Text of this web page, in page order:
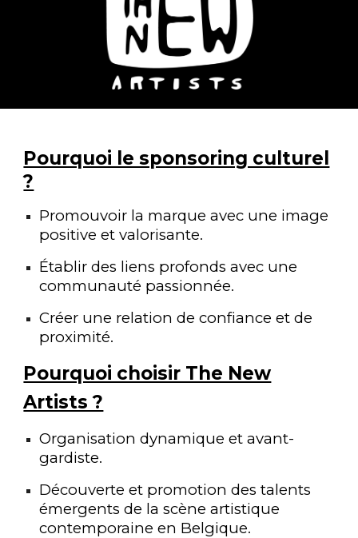
Pourquoi le sponsoring culturel
?
Promouvoir la marque avec une image
positive et valorisante.
Établir des liens profonds avec une
communauté passionnée.
Créer une relation de confiance et de
proximité.
Pourquoi choisir The New
Artists ?
Organisation dynamique et avant-
gardiste.
Découverte et promotion des talents
émergents de la scène artistique
contemporaine en Belgique.